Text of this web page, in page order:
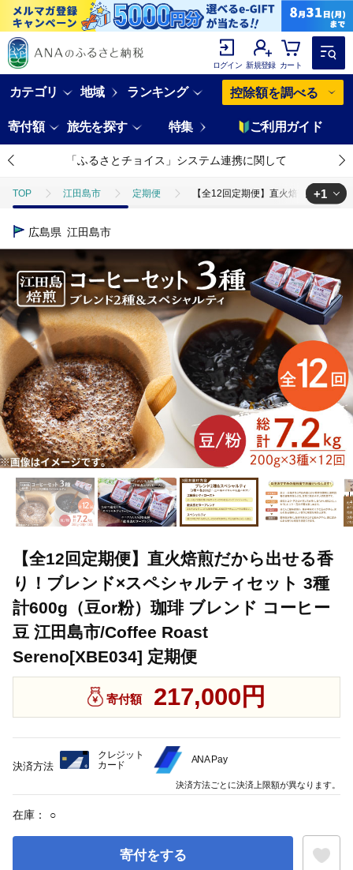
ログイン 新規登録 カート
カテゴリ 地域 ランキング 控除額を調べる
寄付額 旅先を探す 特集 ご利用ガイド
「ふるさとチョイス」システム連携に関して
TOP 江田島市 定期便 【全12回定期便】直火焙煎だから
TOP
+1
広島県 江田島市
【全12回定期便】直火焙煎だから出せる香
り！ブレンド×スペシャルティセット 3種
計600g（豆or粉）珈琲 ブレンド コーヒー
豆 江田島市/Coffee Roast
Sereno[XBE034] 定期便
寄付額 217,000円
在庫： ○
寄付をする
決済方法
クレジット
カード
ANA Pay
決済方法ごとに決済上限額が異なります。